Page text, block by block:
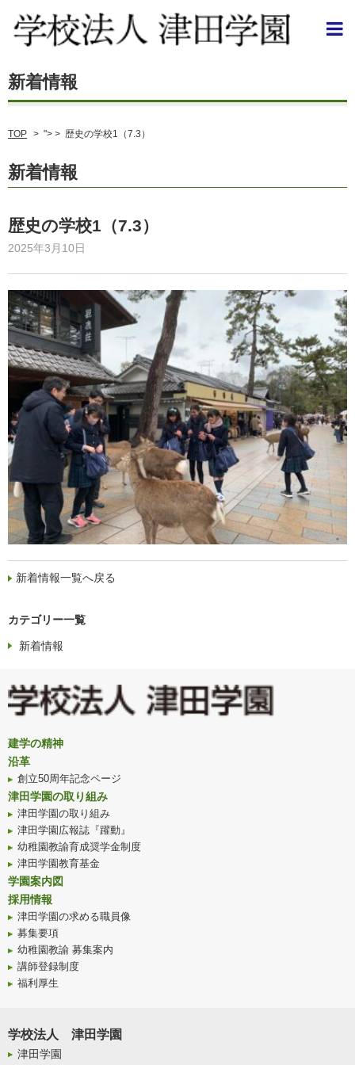
TOP > "> > 歴史の学校1（7.3）
新着情報
歴史の学校1（7.3）
2025年3月10日
新着情報一覧へ戻る
カテゴリー一覧
新着情報
建学の精神
沿革
創立50周年記念ページ
津田学園の取り組み
津田学園の取り組み
津田学園広報誌『躍動』
幼稚園教諭育成奨学金制度
津田学園教育基金
学園案内図
採用情報
津田学園の求める職員像
募集要項
幼稚園教諭 募集案内
講師登録制度
福利厚生
学校法人 津田学園
津田学園